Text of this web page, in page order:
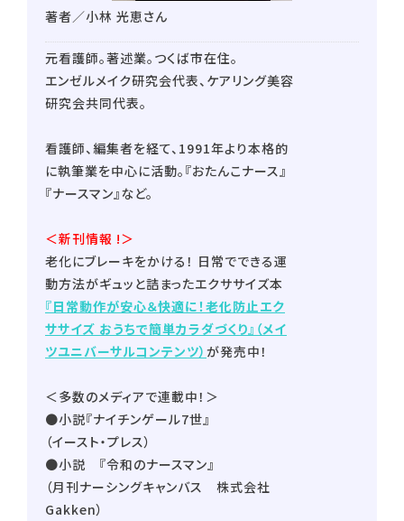
著者／小林 光恵さん
元看護師。著述業。つくば市在住。
エンゼルメイク研究会代表、ケアリング美容
研究会共同代表。
看護師、編集者を経て、1991年より本格的
に執筆業を中心に活動。『おたんこナース』
『ナースマン』など。
＜新刊情報 !＞
老化にブレーキをかける！ 日常でできる運
動方法がギュッと詰まったエクササイズ本
『日常動作が安心＆快適に！老化防止エク
ササイズ おうちで簡単カラダづくり』（メイ
ツユニバーサルコンテンツ） が発売中！
＜多数のメディアで連載中！＞
●小説『ナイチンゲール7世』
（イースト・プレス）
●小説 『令和のナースマン』
（月刊ナーシングキャンバス 株式会社
Gakken）